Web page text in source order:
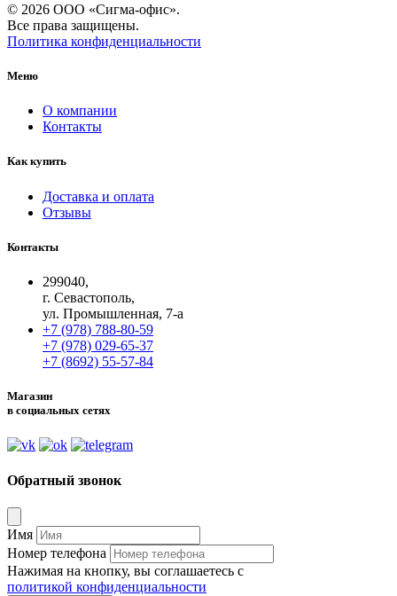
© 2026 ООО «Сигма-офис».
Все права защищены.
Политика конфиденциальности
Меню
О компании
Контакты
Как купить
Доставка и оплата
Отзывы
Контакты
299040,
г. Севастополь,
ул. Промышленная, 7-а
+7 (978) 788-80-59
+7 (978) 029-65-37
+7 (8692) 55-57-84
Магазин
в социальных сетях
Обратный звонок
Имя
Номер телефона
Нажимая на кнопку, вы соглашаетесь с
политикой конфиденциальности